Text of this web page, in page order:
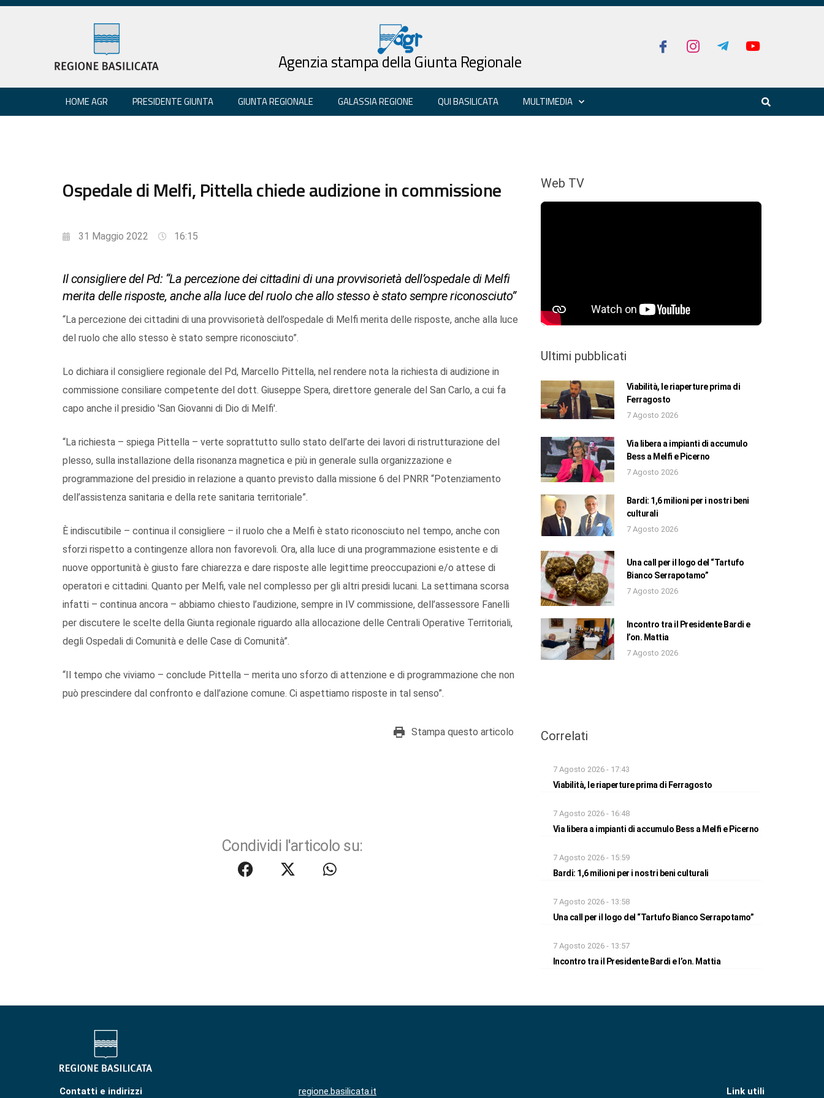
Agenzia stampa della Giunta Regionale
HOME AGR PRESIDENTE GIUNTA GIUNTA REGIONALE GALASSIA REGIONE QUI BASILICATA MULTIMEDIA
Ospedale di Melfi, Pittella chiede audizione in commissione
31 Maggio 2022 16:15
Il consigliere del Pd: “La percezione dei cittadini di una provvisorietà dell’ospedale di Melfi
merita delle risposte, anche alla luce del ruolo che allo stesso è stato sempre riconosciuto”
“La percezione dei cittadini di una provvisorietà dell’ospedale di Melfi merita delle risposte, anche alla luce
del ruolo che allo stesso è stato sempre riconosciuto”.
Lo dichiara il consigliere regionale del Pd, Marcello Pittella, nel rendere nota la richiesta di audizione in
commissione consiliare competente del dott. Giuseppe Spera, direttore generale del San Carlo, a cui fa
capo anche il presidio 'San Giovanni di Dio di Melfi'.
“La richiesta – spiega Pittella – verte soprattutto sullo stato dell’arte dei lavori di ristrutturazione del
plesso, sulla installazione della risonanza magnetica e più in generale sulla organizzazione e
programmazione del presidio in relazione a quanto previsto dalla missione 6 del PNRR “Potenziamento
dell’assistenza sanitaria e della rete sanitaria territoriale”.
È indiscutibile – continua il consigliere – il ruolo che a Melfi è stato riconosciuto nel tempo, anche con
sforzi rispetto a contingenze allora non favorevoli. Ora, alla luce di una programmazione esistente e di
nuove opportunità è giusto fare chiarezza e dare risposte alle legittime preoccupazioni e/o attese di
operatori e cittadini. Quanto per Melfi, vale nel complesso per gli altri presidi lucani. La settimana scorsa
infatti – continua ancora – abbiamo chiesto l’audizione, sempre in IV commissione, dell’assessore Fanelli
per discutere le scelte della Giunta regionale riguardo alla allocazione delle Centrali Operative Territoriali,
degli Ospedali di Comunità e delle Case di Comunità”.
“Il tempo che viviamo – conclude Pittella – merita uno sforzo di attenzione e di programmazione che non
può prescindere dal confronto e dall’azione comune. Ci aspettiamo risposte in tal senso”.
Stampa questo articolo
Condividi l'articolo su:
Web TV
Ultimi pubblicati
Viabilità, le riaperture prima di
Ferragosto
7 Agosto 2026
Via libera a impianti di accumulo
Bess a Melfi e Picerno
7 Agosto 2026
Bardi: 1,6 milioni per i nostri beni
culturali
7 Agosto 2026
Una call per il logo del “Tartufo
Bianco Serrapotamo”
7 Agosto 2026
Incontro tra il Presidente Bardi e
l’on. Mattia
7 Agosto 2026
Correlati
7 Agosto 2026 - 17:43
Viabilità, le riaperture prima di Ferragosto
7 Agosto 2026 - 16:48
Via libera a impianti di accumulo Bess a Melfi e Picerno
7 Agosto 2026 - 15:59
Bardi: 1,6 milioni per i nostri beni culturali
7 Agosto 2026 - 13:58
Una call per il logo del “Tartufo Bianco Serrapotamo”
7 Agosto 2026 - 13:57
Incontro tra il Presidente Bardi e l’on. Mattia
Contatti e indirizzi regione.basilicata.it Link utili